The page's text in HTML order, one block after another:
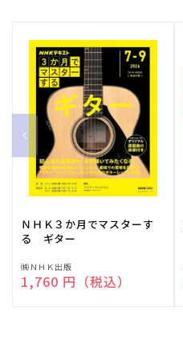
ＮＨＫ３か月でマスターす
る ギター
販
売
㈱ＮＨＫ出版
通常価格
1,760 円（税込）